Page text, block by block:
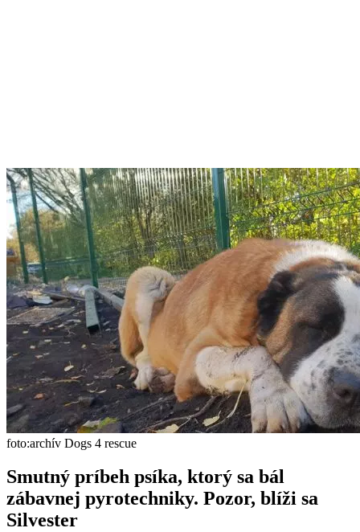
foto:archív Dogs 4 rescue
Smutný príbeh psíka, ktorý sa bál
zábavnej pyrotechniky. Pozor, blíži sa
Silvester